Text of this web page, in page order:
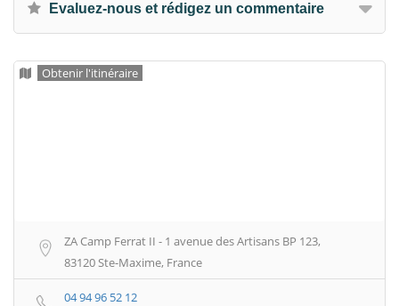
Evaluez-nous et rédigez un commentaire
Obtenir l'itinéraire
ZA Camp Ferrat II - 1 avenue des Artisans BP 123,
83120 Ste-Maxime, France
04 94 96 52 12